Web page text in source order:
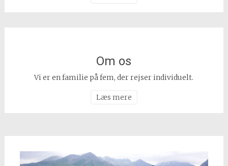
Om os
Vi er en familie på fem, der rejser individuelt.
Læs mere